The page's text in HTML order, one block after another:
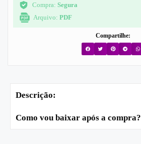
Compra: Segura
Arquivo: PDF
Compartilhe:
Descrição:
Como vou baixar após a compra?